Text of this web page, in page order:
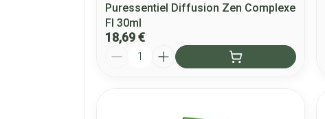
Puressentiel Diffusion Zen Complexe
Fl 30ml
18,69 €
Quantité